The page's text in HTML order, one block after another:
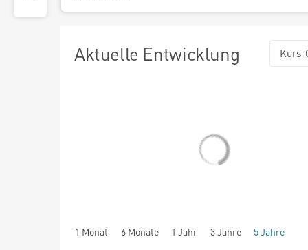
Aktuelle Entwicklung Kurs-
1 Monat 6 Monate 1 Jahr 3 Jahre 5 Jahre